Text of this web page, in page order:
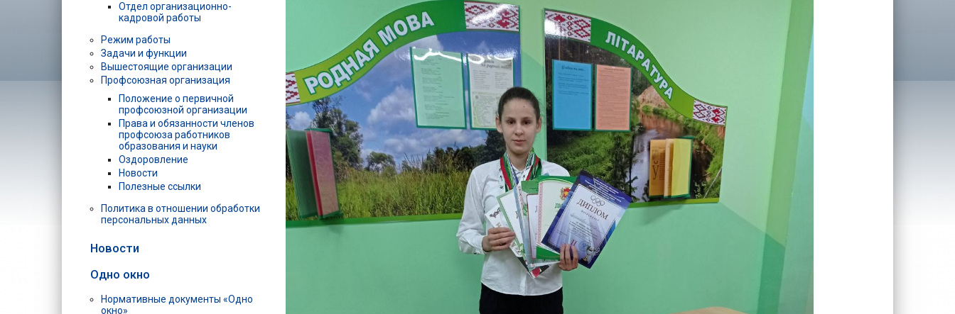
Отдел организационно-
кадровой работы
Режим работы
Задачи и функции
Вышестоящие организации
Профсоюзная организация
Положение о первичной
профсоюзной организации
Права и обязанности членов
профсоюза работников
образования и науки
Оздоровление
Новости
Полезные ссылки
Политика в отношении обработки
персональных данных
Новости
Одно окно
Нормативные документы «Одно
окно»